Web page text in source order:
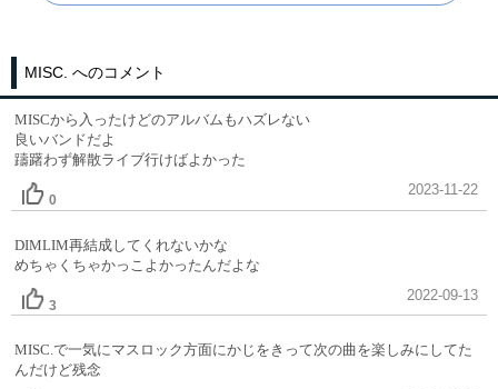
MISC. へのコメント
MISCから入ったけどのアルバムもハズレない
良いバンドだよ
躊躇わず解散ライブ行けばよかった
0
2023-11-22
DIMLIM再結成してくれないかな
めちゃくちゃかっこよかったんだよな
3
2022-09-13
MISC.で一気にマスロック方面にかじをきって次の曲を楽しみにしてた
んだけど残念